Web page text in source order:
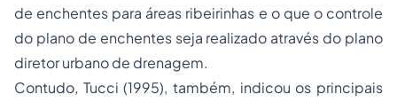
de enchentes para áreas ribeirinhas e o que o controle
do plano de enchentes seja realizado através do plano
diretor urbano de drenagem.
Contudo, Tucci (1995), também, indicou os principais